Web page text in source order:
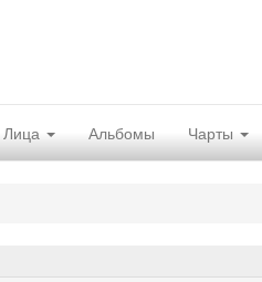
Лица Альбомы Чарты